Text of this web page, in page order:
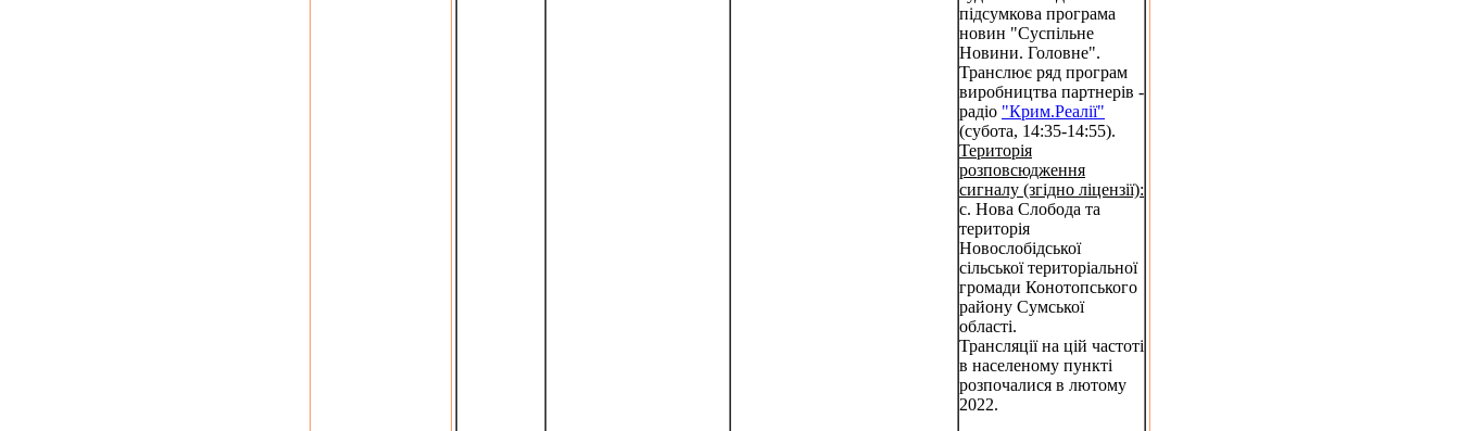
підсумкова програма
новин "Суспільне
Новини. Головне".
Транслює ряд програм
виробництва партнерів -
радіо "Крим.Реалії"
(субота, 14:35-14:55).
Територія
розповсюдження
сигналу (згідно ліцензії):
с. Нова Слобода та
територія
Новослобідської
сільської територіальної
громади Конотопського
району Сумської
області.
Трансляції на цій частоті
в населеному пункті
розпочалися в лютому
2022.